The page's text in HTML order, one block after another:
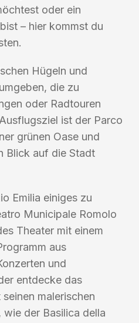
oder ein
– hier kommst du
Hügeln und
die zu
oder Radtouren
ist der Parco
grünen Oase und
Blick auf die Stadt
Emilia einiges zu
Municipale Romolo
Theater mit einem
aus
und
entdecke das
malerischen
wie der Basilica della